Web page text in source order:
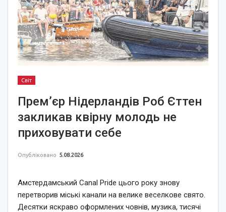
Світ
Прем’єр Нідерландів Роб Єттен
закликав квірну молодь не
приховувати себе
Опубліковано 5.08.2026
Амстердамський Canal Pride цього року знову
перетворив міські канали на велике веселкове свято.
Десятки яскраво оформлених човнів, музика, тисячі